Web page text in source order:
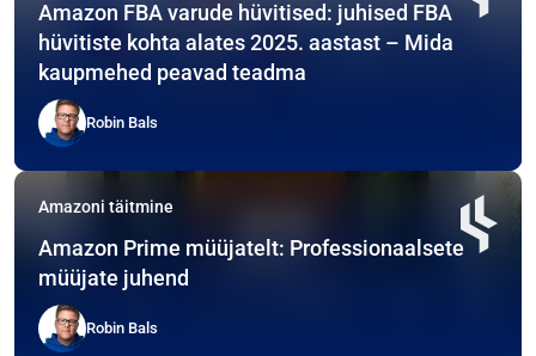
Amazon FBA varude hüvitised: juhised FBA
hüvitiste kohta alates 2025. aastast – Mida
kaupmehed peavad teadma
Robin Bals
Amazoni täitmine
Amazon Prime müüjatelt: Professionaalsete
müüjate juhend
Robin Bals